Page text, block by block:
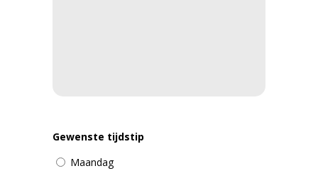
Gewenste tijdstip
Maandag